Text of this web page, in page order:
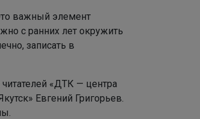
важный элемент
с ранних лет окружить
записать в
«ДТК — центра
Евгений Григорьев.